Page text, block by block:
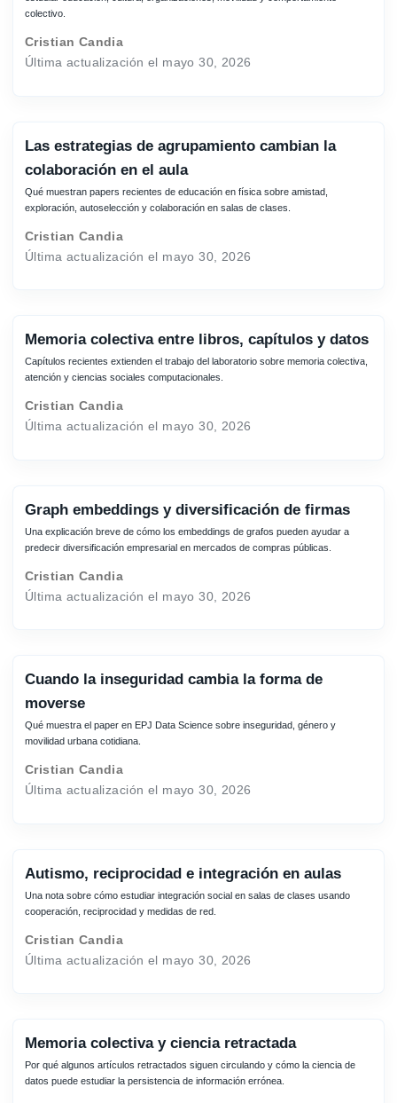
colectivo.
Cristian Candia
Última actualización el mayo 30, 2026
Las estrategias de agrupamiento cambian la
colaboración en el aula
Qué muestran papers recientes de educación en física sobre amistad,
exploración, autoselección y colaboración en salas de clases.
Cristian Candia
Última actualización el mayo 30, 2026
Memoria colectiva entre libros, capítulos y datos
Capítulos recientes extienden el trabajo del laboratorio sobre memoria colectiva,
atención y ciencias sociales computacionales.
Cristian Candia
Última actualización el mayo 30, 2026
Graph embeddings y diversificación de firmas
Una explicación breve de cómo los embeddings de grafos pueden ayudar a
predecir diversificación empresarial en mercados de compras públicas.
Cristian Candia
Última actualización el mayo 30, 2026
Cuando la inseguridad cambia la forma de
moverse
Qué muestra el paper en EPJ Data Science sobre inseguridad, género y
movilidad urbana cotidiana.
Cristian Candia
Última actualización el mayo 30, 2026
Autismo, reciprocidad e integración en aulas
Una nota sobre cómo estudiar integración social en salas de clases usando
cooperación, reciprocidad y medidas de red.
Cristian Candia
Última actualización el mayo 30, 2026
Memoria colectiva y ciencia retractada
Por qué algunos artículos retractados siguen circulando y cómo la ciencia de
datos puede estudiar la persistencia de información errónea.